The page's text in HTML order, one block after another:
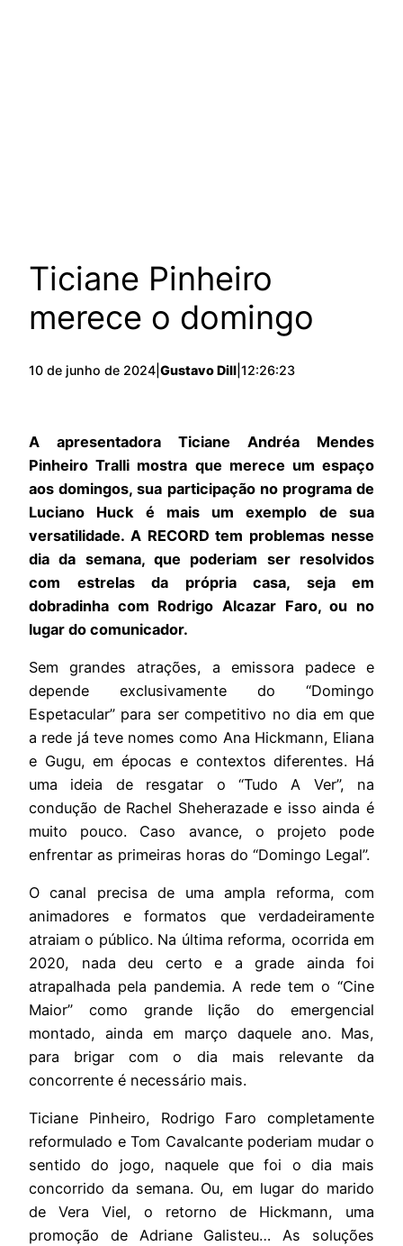
Ticiane Pinheiro
merece o domingo
10 de junho de 2024 Gustavo Dill 12:26:23
A apresentadora Ticiane Andréa Mendes
Pinheiro Tralli mostra que merece um espaço
aos domingos, sua participação no programa de
Luciano Huck é mais um exemplo de sua
versatilidade. A RECORD tem problemas nesse
dia da semana, que poderiam ser resolvidos
com estrelas da própria casa, seja em
dobradinha com Rodrigo Alcazar Faro, ou no
lugar do comunicador.
Sem grandes atrações, a emissora padece e
depende exclusivamente do “Domingo
Espetacular” para ser competitivo no dia em que
a rede já teve nomes como Ana Hickmann, Eliana
e Gugu, em épocas e contextos diferentes. Há
uma ideia de resgatar o “Tudo A Ver”, na
condução de Rachel Sheherazade e isso ainda é
muito pouco. Caso avance, o projeto pode
enfrentar as primeiras horas do “Domingo Legal”.
O canal precisa de uma ampla reforma, com
animadores e formatos que verdadeiramente
atraiam o público. Na última reforma, ocorrida em
2020, nada deu certo e a grade ainda foi
atrapalhada pela pandemia. A rede tem o “Cine
Maior” como grande lição do emergencial
montado, ainda em março daquele ano. Mas,
para brigar com o dia mais relevante da
concorrente é necessário mais.
Ticiane Pinheiro, Rodrigo Faro completamente
reformulado e Tom Cavalcante poderiam mudar o
sentido do jogo, naquele que foi o dia mais
concorrido da semana. Ou, em lugar do marido
de Vera Viel, o retorno de Hickmann, uma
promoção de Adriane Galisteu… As soluções